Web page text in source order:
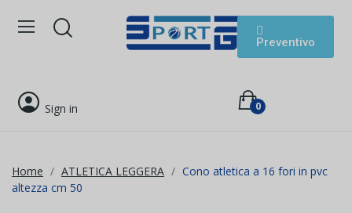
Preventivo
Sign in 0
Home ATLETICA LEGGERA
Cono atletica a 16 fori in pvc
altezza cm 50